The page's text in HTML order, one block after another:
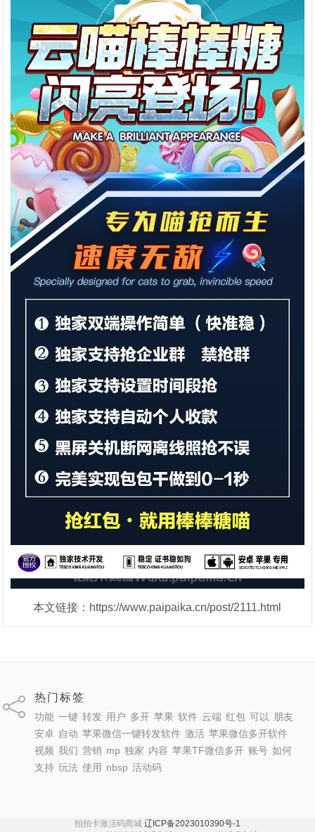
本文链接：https://www.paipaika.cn/post/2111.html
热门标签
功能 一键 转发 用户 多开 苹果 软件 云端 红包 可以
朋友
安卓 自动 苹果微信一键转发软件 激活 苹果微信多开软件
视频 我们 营销 mp 独家 内容 苹果TF微信多开 账号 如何
支持 玩法 使用 nbsp 活动码
拍拍卡激活码商城 辽ICP备2023010390号-1